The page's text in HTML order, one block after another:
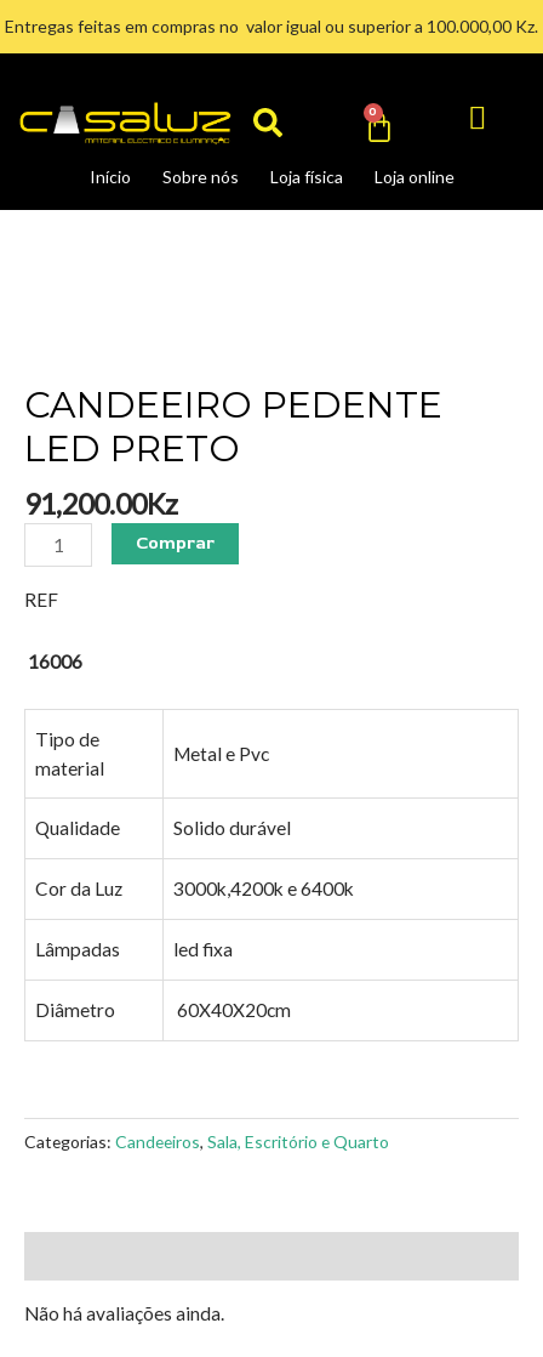
conteúdo
Entregas feitas em compras no valor igual ou superior a 100.000,00 Kz.
Search
Início Sobre nós Loja física Loja online
0
CANDEEIRO PEDENTE
LED PRETO
91,200.00Kz
Comprar
REF
16006
Tipo de
material
Metal e Pvc
Qualidade Solido durável
Cor da Luz 3000k,4200k e 6400k
Lâmpadas led fixa
Diâmetro 60X40X20cm
Categorias: Candeeiros, Sala, Escritório e Quarto
Não há avaliações ainda.